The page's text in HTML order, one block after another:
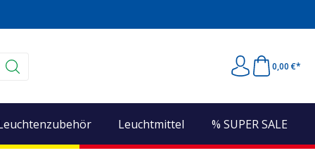
0,00 €*
Leuchtmittel % SUPER SALE